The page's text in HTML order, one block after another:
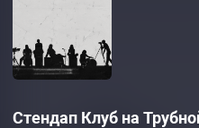
Стендап Клуб на